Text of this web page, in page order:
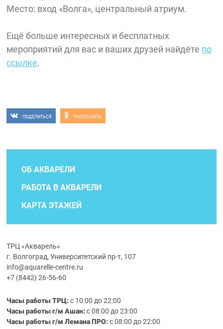
Место: вход «Волга», центральный атриум.
Ещё больше интересных и бесплатных
мероприятий для вас и ваших друзей найдёте по
ссылке.
ПОДЕЛИТЬСЯ РАССКАЗАТЬ
ОБ АКВАРЕЛИ
РАБОТА В АКВАРЕЛИ
КАРТА ЭТАЖЕЙ
ТРЦ «Акварель»
г. Волгоград, Университетский пр-т, 107
info@aquarelle-centre.ru
+7 (8442) 26-56-60
Часы работы ТРЦ:с 10:00 до 22:00
Часы работы г/м Ашан:с 08:00 до 23:00
Часы работыг/мЛемана ПРО:с 08:00 до 22:00